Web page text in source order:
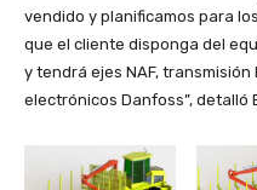
vendido y planificamos para
que el cliente disponga del
y tendrá ejes NAF,
electrónicos Danfoss”, detalló